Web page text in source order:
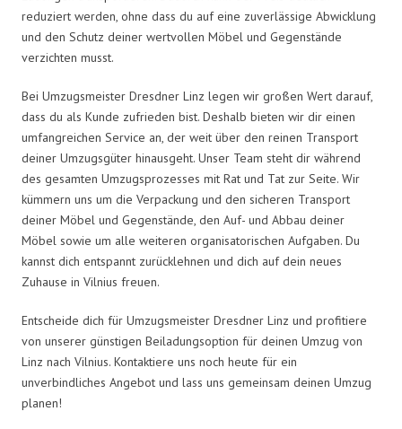
reduziert werden, ohne dass du auf eine zuverlässige Abwicklung
und den Schutz deiner wertvollen Möbel und Gegenstände
verzichten musst.
Bei Umzugsmeister Dresdner Linz legen wir großen Wert darauf,
dass du als Kunde zufrieden bist. Deshalb bieten wir dir einen
umfangreichen Service an, der weit über den reinen Transport
deiner Umzugsgüter hinausgeht. Unser Team steht dir während
des gesamten Umzugsprozesses mit Rat und Tat zur Seite. Wir
kümmern uns um die Verpackung und den sicheren Transport
deiner Möbel und Gegenstände, den Auf- und Abbau deiner
Möbel sowie um alle weiteren organisatorischen Aufgaben. Du
kannst dich entspannt zurücklehnen und dich auf dein neues
Zuhause in Vilnius freuen.
Entscheide dich für Umzugsmeister Dresdner Linz und profitiere
von unserer günstigen Beiladungsoption für deinen Umzug von
Linz nach Vilnius. Kontaktiere uns noch heute für ein
unverbindliches Angebot und lass uns gemeinsam deinen Umzug
planen!